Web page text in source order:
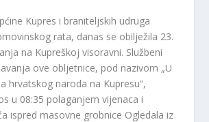
Kupres i braniteljskih udruga
rata, danas se obilježila 23.
na Kupreškoj visoravni. Službeni
ove obljetnice, pod nazivom „U
hrvatskog naroda na Kupresu“,
u 08:35 polaganjem vijenaca i
ispred masovne grobnice Ogledala iz